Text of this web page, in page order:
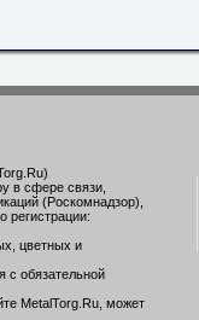
в сфере связи,
(Роскомнадзор),
регистрации:
цветных и
с обязательной
MetalTorg.Ru, может